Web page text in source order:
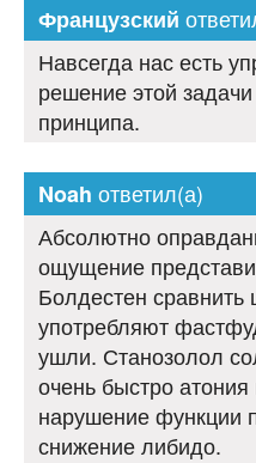
Французский
Навсегда нас есть
решение этой
принципа.
Noah ответил(а)
Абсолютно
ощущение
Болдестен сравнить
употребляют
ушли. Станозолол
очень быстро
нарушение функции
снижение либидо.